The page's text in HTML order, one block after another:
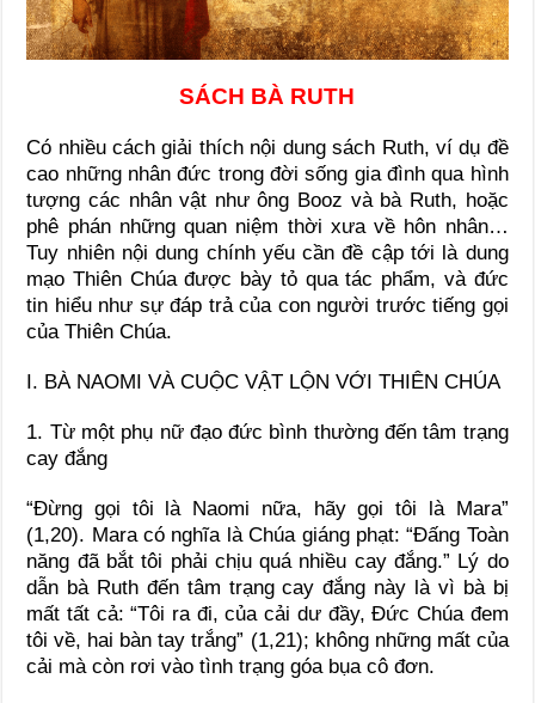
SÁCH BÀ RUTH
Có nhiều cách giải thích nội dung sách Ruth, ví dụ đề
cao những nhân đức trong đời sống gia đình qua hình
tượng các nhân vật như ông Booz và bà Ruth, hoặc
phê phán những quan niệm thời xưa về hôn nhân…
Tuy nhiên nội dung chính yếu cần đề cập tới là dung
mạo Thiên Chúa được bày tỏ qua tác phẩm, và đức
tin hiểu như sự đáp trả của con người trước tiếng gọi
của Thiên Chúa.
I. BÀ NAOMI VÀ CUỘC VẬT LỘN VỚI THIÊN CHÚA
1. Từ một phụ nữ đạo đức bình thường đến tâm trạng
cay đắng
“Đừng gọi tôi là Naomi nữa, hãy gọi tôi là Mara”
(1,20). Mara có nghĩa là Chúa giáng phạt: “Đấng Toàn
năng đã bắt tôi phải chịu quá nhiều cay đắng.” Lý do
dẫn bà Ruth đến tâm trạng cay đắng này là vì bà bị
mất tất cả: “Tôi ra đi, của cải dư đầy, Đức Chúa đem
tôi về, hai bàn tay trắng” (1,21); không những mất của
cải mà còn rơi vào tình trạng góa bụa cô đơn.